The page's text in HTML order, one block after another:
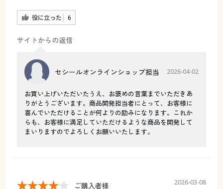
役に立った 6
サイトからの返信
セシールオンラインショップ担当 2026-04-02
お買い上げいただいたうえ、お褒めの言葉までいただきあ
りがとうございます。商品開発担当者にとって、お客様に
喜んでいただけることが何よりの励みになります。これか
らも、お客様に満足していただけるような商品を開発して
まいりますのでよろしくお願いいたします。
ご購入者様 2026-03-08